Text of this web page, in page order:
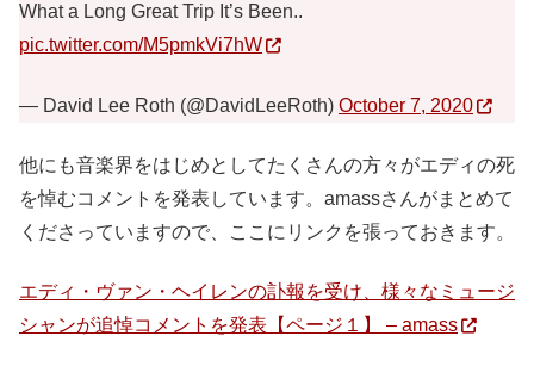
What a Long Great Trip It’s Been..
pic.twitter.com/M5pmkVi7hW
— David Lee Roth (@DavidLeeRoth) October 7, 2020
他にも音楽界をはじめとしてたくさんの方々がエディの死
を悼むコメントを発表しています。amassさんがまとめて
くださっていますので、ここにリンクを張っておきます。
エディ・ヴァン・ヘイレンの訃報を受け、様々なミュージ
シャンが追悼コメントを発表【ページ１】 – amass